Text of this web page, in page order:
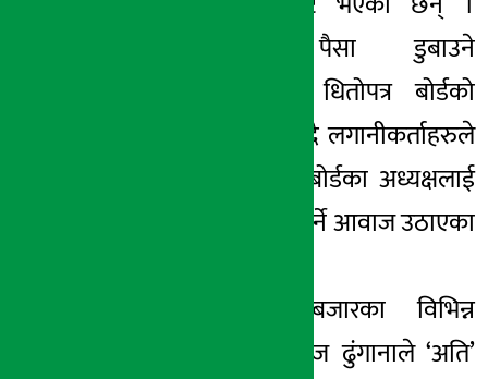
लगानीकर्ताको पैसा डुबाउने
बदनियतका साथ धितोपत्र बोर्डको
विज्ञप्ति आएको भन्दै लगानीकर्ताहरुले
विशेषगरी धितोपत्र बोर्डका अध्यक्षलाई
पदबाट बर्खास्त गर्नुपर्ने आवाज उठाएका
यसैबीच सेयर बजारका विभिन्न
फोरमहरुमा भीष्मराज ढुंगानाले ‘अति’